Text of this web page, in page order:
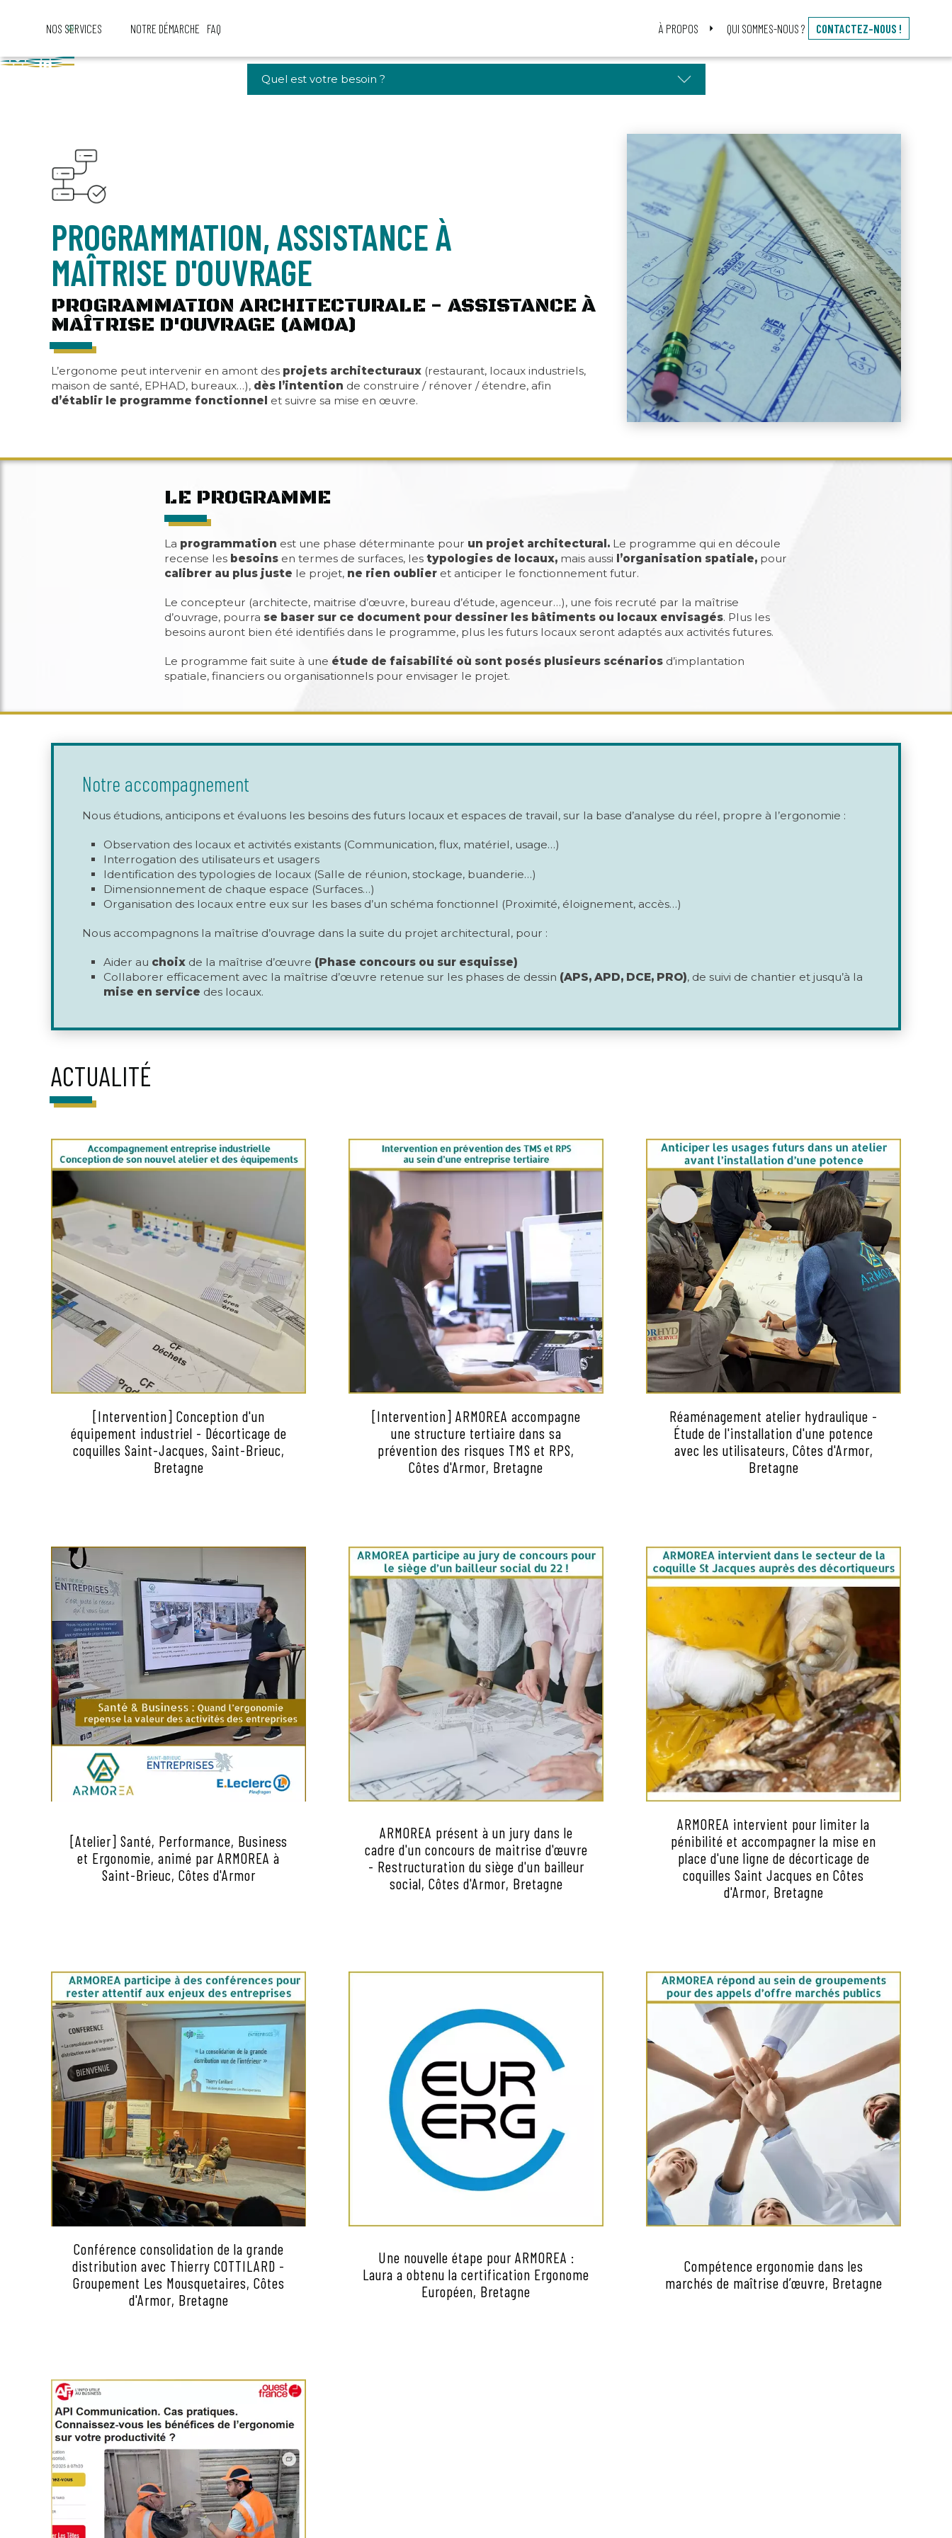
NOS SERVICES NOTRE DÉMARCHE FAQ À PROPOS QUI SOMMES-NOUS ? CONTACTEZ-NOUS !
PROGRAMMATION, ASSISTANCE À
MAÎTRISE D'OUVRAGE
PROGRAMMATION ARCHITECTURALE - ASSISTANCE À
MAÎTRISE D'OUVRAGE (AMOA)
L’ergonome peut intervenir en amont des projets architecturaux (restaurant, locaux industriels,
maison de santé, EPHAD, bureaux…), dès l’intention de construire / rénover / étendre, afin
d’établir le programme fonctionnel et suivre sa mise en œuvre.
LE PROGRAMME
La programmation est une phase déterminante pour un projet architectural. Le programme qui en découle
recense les besoins en termes de surfaces, les typologies de locaux, mais aussi l’organisation spatiale, pour
calibrer au plus juste le projet, ne rien oublier et anticiper le fonctionnement futur.
Le concepteur (architecte, maitrise d’œuvre, bureau d’étude, agenceur…), une fois recruté par la maîtrise
d’ouvrage, pourra se baser sur ce document pour dessiner les bâtiments ou locaux envisagés. Plus les
besoins auront bien été identifiés dans le programme, plus les futurs locaux seront adaptés aux activités futures.
Le programme fait suite à une étude de faisabilité où sont posés plusieurs scénarios d’implantation
spatiale, financiers ou organisationnels pour envisager le projet.
Notre accompagnement
Nous étudions, anticipons et évaluons les besoins des futurs locaux et espaces de travail, sur la base d’analyse du réel, propre à l’ergonomie :
Observation des locaux et activités existants (Communication, flux, matériel, usage…)
Interrogation des utilisateurs et usagers
Identification des typologies de locaux (Salle de réunion, stockage, buanderie…)
Dimensionnement de chaque espace (Surfaces…)
Organisation des locaux entre eux sur les bases d’un schéma fonctionnel (Proximité, éloignement, accès…)
Nous accompagnons la maîtrise d’ouvrage dans la suite du projet architectural, pour :
Aider au choix de la maîtrise d’œuvre (Phase concours ou sur esquisse)
Collaborer efficacement avec la maîtrise d’œuvre retenue sur les phases de dessin (APS, APD, DCE, PRO), de suivi de chantier et jusqu’à la
mise en service des locaux.
ACTUALITÉ
[Intervention] Conception d'un
équipement industriel - Décorticage de
coquilles Saint-Jacques, Saint-Brieuc,
Bretagne
[Intervention] ARMOREA accompagne
une structure tertiaire dans sa
prévention des risques TMS et RPS,
Côtes d'Armor, Bretagne
Réaménagement atelier hydraulique -
Étude de l'installation d'une potence
avec les utilisateurs, Côtes d'Armor,
Bretagne
[Atelier] Santé, Performance, Business
et Ergonomie, animé par ARMOREA à
Saint-Brieuc, Côtes d'Armor
ARMOREA présent à un jury dans le
cadre d'un concours de maitrise d'œuvre
- Restructuration du siège d'un bailleur
social, Côtes d'Armor, Bretagne
ARMOREA intervient pour limiter la
pénibilité et accompagner la mise en
place d'une ligne de décorticage de
coquilles Saint Jacques en Côtes
d'Armor, Bretagne
Conférence consolidation de la grande
distribution avec Thierry COTTILARD -
Groupement Les Mousquetaires, Côtes
d'Armor, Bretagne
Une nouvelle étape pour ARMOREA :
Laura a obtenu la certification Ergonome
Européen, Bretagne
Compétence ergonomie dans les
marchés de maîtrise d’œuvre, Bretagne